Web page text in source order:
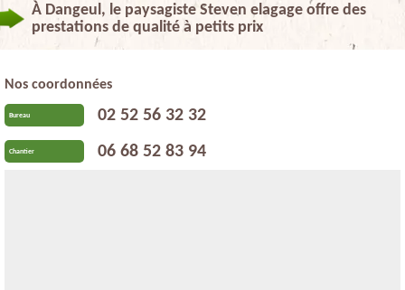
À Dangeul, le paysagiste Steven elagage offre des
prestations de qualité à petits prix
Nos coordonnées
Bureau 02 52 56 32 32
Chantier 06 68 52 83 94